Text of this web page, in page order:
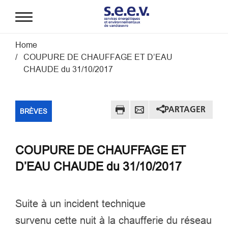
Fil d'Ariane
Home
​COUPURE DE CHAUFFAGE ET D’EAU
CHAUDE d​u ​31​/10/2017​
BRÈVES PARTAGER
​COUPURE DE CHAUFFAGE ET
D’EAU CHAUDE d​u ​31​/10/2017​
Suite à un incident technique
survenu cette ​nuit à la chaufferie du réseau